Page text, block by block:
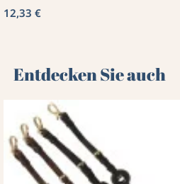
12,33 €
Entdecken Sie auch 🌻